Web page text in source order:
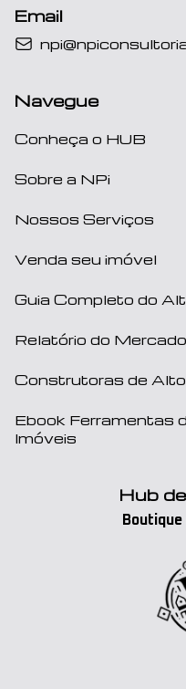
Email
Navegue
Conheça o HUB
Sobre a NPi
Nossos Serviços
Venda seu imóvel
Guia Completo do
Relatório do
Construtoras de
Ebook Ferramentas
Imóveis
Hub